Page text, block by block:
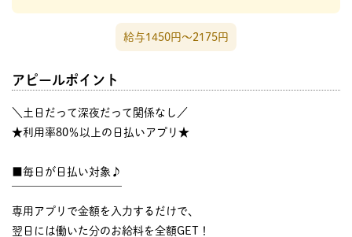
給与1450円〜2175円
アピールポイント
＼土日だって深夜だって関係なし／
★利用率80％以上の日払いアプリ★
■毎日が日払い対象♪
専用アプリで金額を入力するだけで、
翌日には働いた分のお給料を全額GET！